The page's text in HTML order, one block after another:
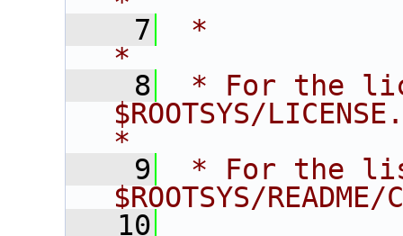
    7
*
*
    8
* For the
$ROOTSYS/LICENSE.
*
    9
* For the
$ROOTSYS/
   10